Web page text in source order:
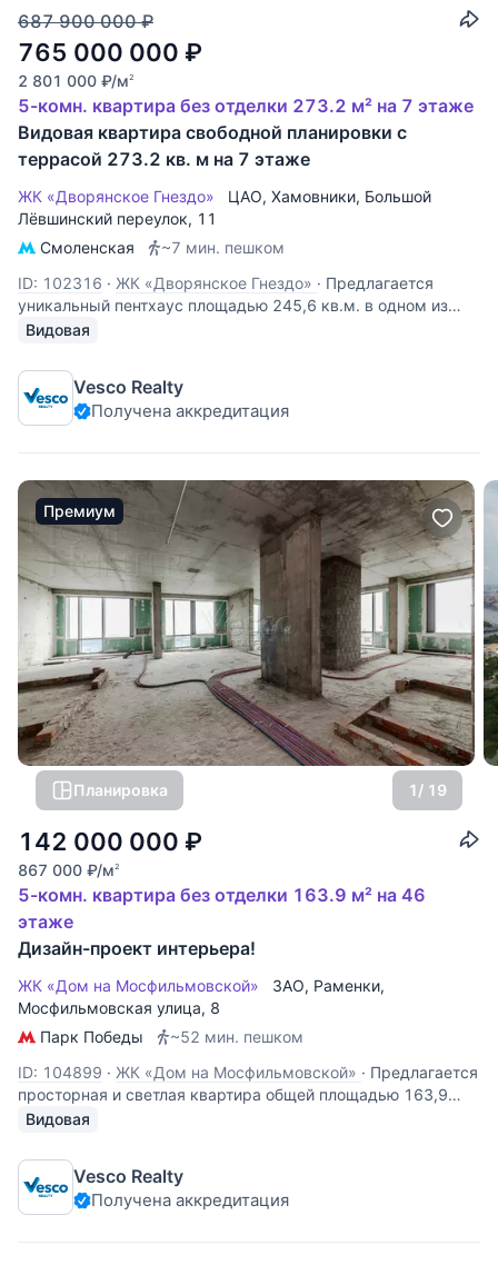
687 900 000 ₽
765 000 000 ₽
2 801 000 ₽/м2
5-комн. квартира без отделки 273.2 м² на 7 этаже
Видовая квартира свободной планировки с
террасой 273.2 кв. м на 7 этаже
ЖК «Дворянское Гнездо» ЦАО, Хамовники, Большой
Лёвшинский переулок, 11
Смоленская
~7 мин. пешком
ID: 102316 · ЖК «Дворянское Гнездо» · Предлагается
уникальный пентхаус площадью 245,6 кв.м. в одном из
самых знаковых домов в Москве! Потолки 3.3 метра.
великолепная терраса, из которой открывается
панорамный вид на Москву, здание МИД!!!
Видовая
Vesco Realty
Получена аккредитация
Премиум
Планировка 1/ 19
142 000 000 ₽
867 000 ₽/м2
5-комн. квартира без отделки 163.9 м² на 46
этаже
Дизайн-проект интерьера!
ЖК «Дом на Мосфильмовской» ЗАО, Раменки,
Мосфильмовская улица, 8
Парк Победы
~52 мин. пешком
ID: 104899 · ЖК «Дом на Мосфильмовской» · Предлагается
просторная и светлая квартира общей площадью 163,9
кв.м на 46 этаже в корпусе «А» ЖК «Дом на
свободной планировки. Имеется авторский дизайн-проект!
Квартира с панорамными окнами и
Видовая
Vesco Realty
Получена аккредитация